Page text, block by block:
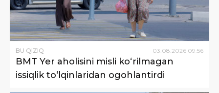
BU QIZIQ 03.08.2026 09:56
BMT Yer aholisini misli ko‘rilmagan
issiqlik to‘lqinlaridan ogohlantirdi